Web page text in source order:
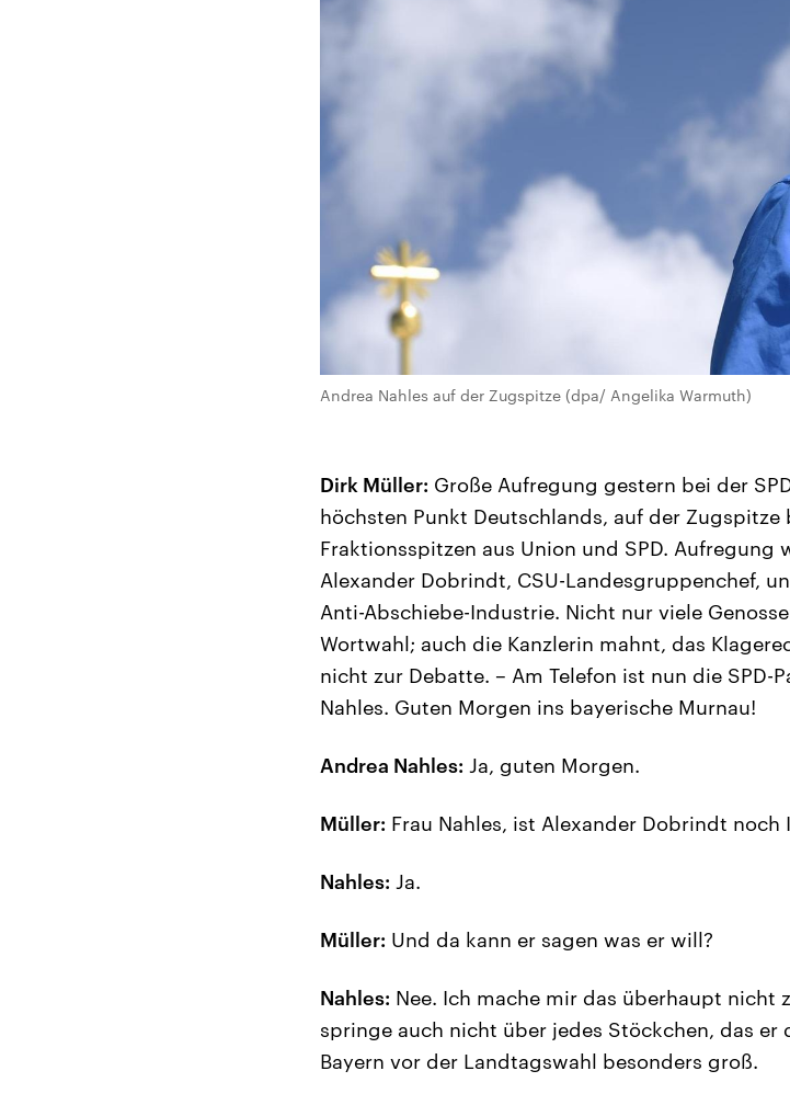
Andrea Nahles auf der Zugspitze (dpa/ Angelika Warmuth)
Dirk Müller: Große Aufregung gestern bei der
höchsten Punkt Deutschlands, auf der
Fraktionsspitzen aus Union und SPD. Aufregung
Alexander Dobrindt, CSU-Landesgruppenchef,
Anti-Abschiebe-Industrie. Nicht nur viele
Wortwahl; auch die Kanzlerin mahnt, das
nicht zur Debatte. – Am Telefon ist nun die SPD-
Nahles. Guten Morgen ins bayerische Murnau!
Andrea Nahles: Ja, guten Morgen.
Müller: Frau Nahles, ist Alexander Dobrindt noch
Nahles: Ja.
Müller: Und da kann er sagen was er will?
Nahles: Nee. Ich mache mir das überhaupt nicht
springe auch nicht über jedes Stöckchen, das
Bayern vor der Landtagswahl besonders groß.